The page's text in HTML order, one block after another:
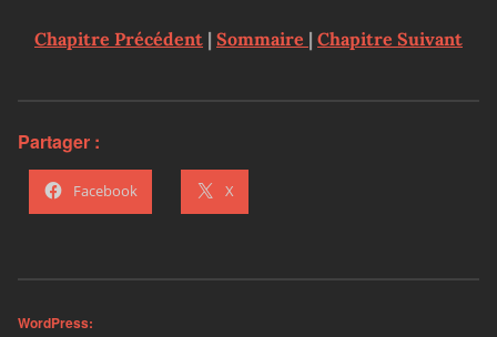
Chapitre Précédent | Sommaire | Chapitre Suivant
Partager :
Facebook X
WordPress: